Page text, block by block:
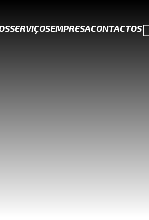
SERVIÇOSEMPRESACONTACTOS